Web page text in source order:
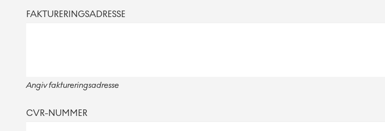
FAKTURERINGSADRESSE
Angiv faktureringsadresse
CVR-NUMMER